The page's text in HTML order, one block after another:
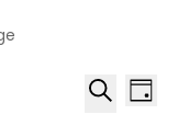
de
Jour